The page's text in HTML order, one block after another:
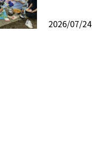
2026/07/24